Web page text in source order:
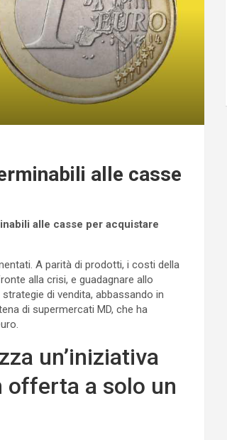
alle casse
alle casse per acquistare
A parità di prodotti, i costi della
alla crisi, e guadagnare allo
di vendita, abbassando in
di supermercati MD, che ha
un’iniziativa
offerta a solo un